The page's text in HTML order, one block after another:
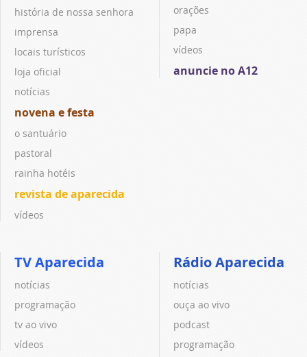
história de nossa senhora
imprensa
locais turísticos
loja oficial
notícias
novena e festa
o santuário
pastoral
rainha hotéis
revista de aparecida
vídeos
orações
papa
vídeos
anuncie no A12
TV Aparecida
notícias
programação
tv ao vivo
vídeos
Rádio Aparecida
notícias
ouça ao vivo
podcast
programação